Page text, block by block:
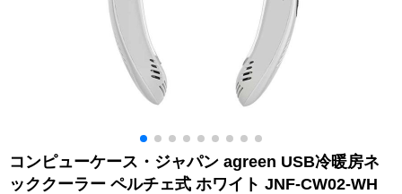
コンピューケース・ジャパン agreen USB冷暖房ネ
ッククーラー ペルチェ式 ホワイト JNF-CW02-WH